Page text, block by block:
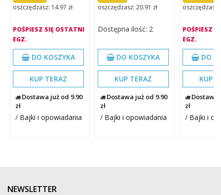
oszczędzasz: 14.97 zł
POŚPIESZ SIĘ OSTATNI
EGZ.
DO KOSZYKA
KUP TERAZ
Dostawa już od 9.90
zł
/ Bajki i opowiadania
oszczędzasz: 20.91 zł
Dostępna ilość: 2
DO KOSZYKA
KUP TERAZ
Dostawa już od 9.90
zł
/ Bajki i opowiadania
oszczędzasz:
POŚPIESZ
EGZ.
DO
KUP
Dostawa
zł
/ Bajki i
NEWSLETTER